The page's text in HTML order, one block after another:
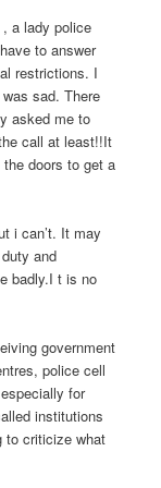
a lady police
to answer
restrictions. I
sad. There
asked me to
call at least!!It
doors to get a
i can’t. It may
and
badly.I t is no
government
police cell
for
institutions
to criticize what